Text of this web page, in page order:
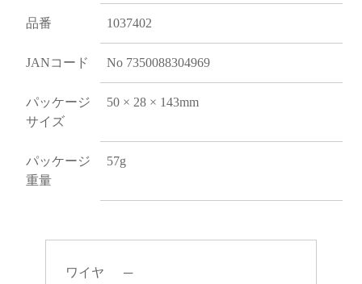
品番 1037402
JANコード No 7350088304969
パッケージ
サイズ
50 × 28 × 143mm
パッケージ
重量
57g
ワイヤ
─